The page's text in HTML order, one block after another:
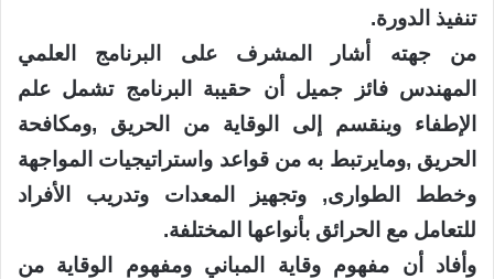
تنفيذ الدورة.
من جهته أشار المشرف على البرنامج العلمي
المهندس فائز جميل أن حقيبة البرنامج تشمل علم
الإطفاء وينقسم إلى الوقاية من الحريق ,ومكافحة
الحريق ,ومايرتبط به من قواعد واستراتيجيات المواجهة
وخطط الطوارى, وتجهيز المعدات وتدريب الأفراد
للتعامل مع الحرائق بأنواعها المختلفة.
وأفاد أن مفهوم وقاية المباني ومفهوم الوقاية من